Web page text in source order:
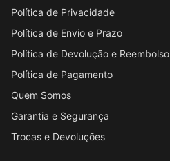
Política de Privacidade
Política de Envio e Prazo
Política de Devolução e Reembolso
Política de Pagamento
Quem Somos
Garantia e Segurança
Trocas e Devoluções